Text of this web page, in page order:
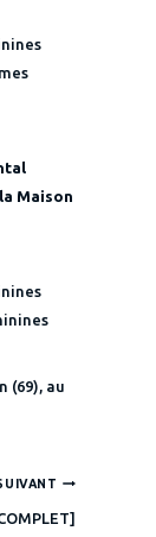
Maison
(69), au